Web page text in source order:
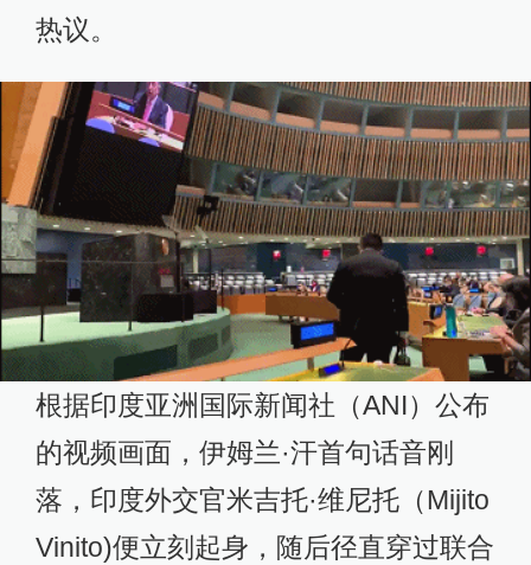
热议。
根据印度亚洲国际新闻社（ANI）公布
的视频画面，伊姆兰·汗首句话音刚
落，印度外交官米吉托·维尼托（Mijito
Vinito)便立刻起身，随后径直穿过联合